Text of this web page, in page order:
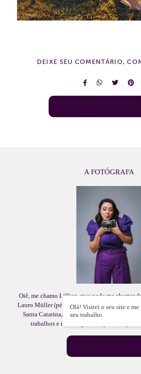
DEIXE SEU COMENTÁRIO,
SOLICITE SEU
A FOTÓGRAFA
Oiê, me chamo Lillian, mas pode me chamar
Lauro Müller (pézinho da nossa bela e amada
Santa Catarina, casada com o Adelson que
trabalhos e mãe da gata Lady.Tenho por
SAIBA MAIS
Olá! Visitei o seu site e me
seu trabalho.